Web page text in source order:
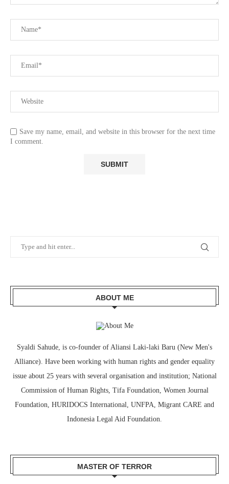
Save my name, email, and website in this browser for the next time
I comment.
ABOUT ME
Syaldi Sahude, is co-founder of Aliansi Laki-laki Baru (New Men's
Alliance). Have been working with human rights and gender equality
issue about 25 years with several organisation and institution; National
Commission of Human Rights, Tifa Foundation, Women Journal
Foundation, HURIDOCS International, UNFPA, Migrant CARE and
Indonesia Legal Aid Foundation.
MASTER OF TERROR